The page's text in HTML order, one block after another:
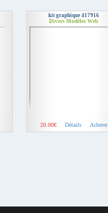
kit graphique 417916
Divers Modèles Web
20.00€ Détails Acheter